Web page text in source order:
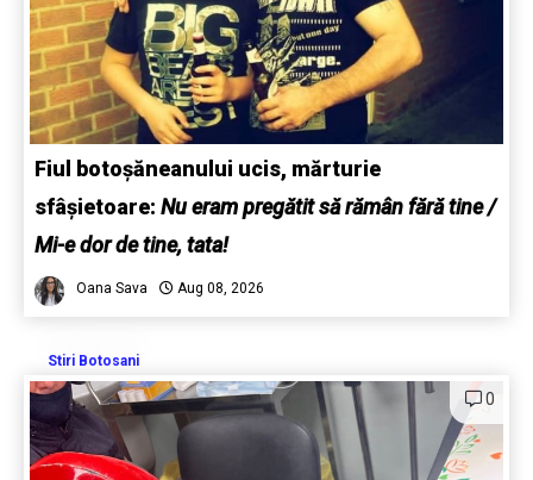
Fiul botoșăneanului ucis, mărturie
sfâșietoare: Nu eram pregătit să rămân fără tine /
Mi-e dor de tine, tata!
Oana Sava Aug 08, 2026
Stiri Botosani
0